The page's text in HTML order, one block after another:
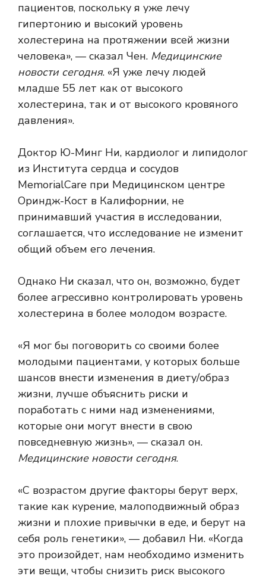
пациентов, поскольку я уже лечу
гипертонию и высокий уровень
холестерина на протяжении всей жизни
человека», — сказал Чен. Медицинские
новости сегодня. «Я уже лечу людей
младше 55 лет как от высокого
холестерина, так и от высокого кровяного
давления».
Доктор Ю-Минг Ни, кардиолог и липидолог
из Института сердца и сосудов
MemorialCare при Медицинском центре
Ориндж-Кост в Калифорнии, не
принимавший участия в исследовании,
соглашается, что исследование не изменит
общий объем его лечения.
Однако Ни сказал, что он, возможно, будет
более агрессивно контролировать уровень
холестерина в более молодом возрасте.
«Я мог бы поговорить со своими более
молодыми пациентами, у которых больше
шансов внести изменения в диету/образ
жизни, лучше объяснить риски и
поработать с ними над изменениями,
которые они могут внести в свою
повседневную жизнь», — сказал он.
Медицинские новости сегодня.
«С возрастом другие факторы берут верх,
такие как курение, малоподвижный образ
жизни и плохие привычки в еде, и берут на
себя роль генетики», — добавил Ни. «Когда
это произойдет, нам необходимо изменить
эти вещи, чтобы снизить риск высокого